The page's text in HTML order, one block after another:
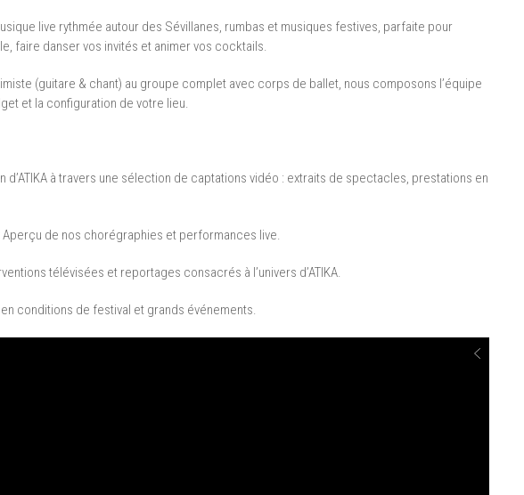
live rythmée autour des Sévillanes, rumbas et musiques festives, parfaite pour
faire danser vos invités et animer vos cocktails.
(guitare & chant) au groupe complet avec corps de ballet, nous composons l’équipe
et la configuration de votre lieu.
d’ATIKA à travers une sélection de captations vidéo : extraits de spectacles, prestations en
Aperçu de nos chorégraphies et performances live.
télévisées et reportages consacrés à l’univers d’ATIKA.
conditions de festival et grands événements.